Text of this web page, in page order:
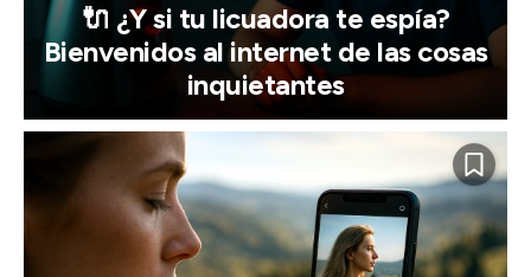
🔌 ¿Y si tu licuadora te espía?
Bienvenidos al internet de las cosas
inquietantes